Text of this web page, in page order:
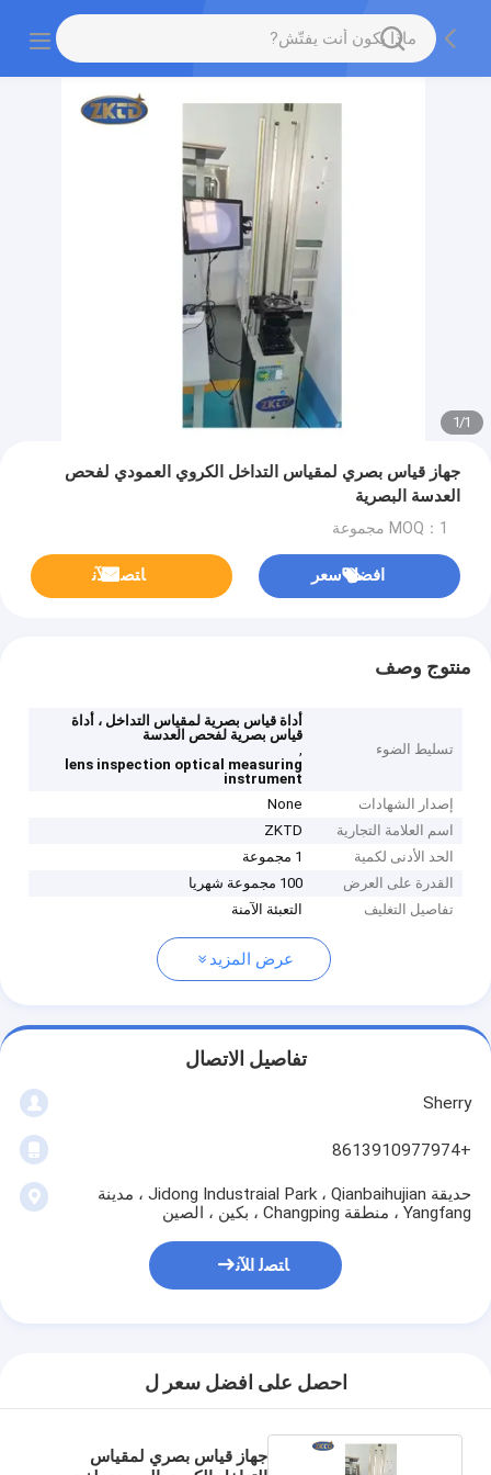
1
/
1
جهاز قياس بصري لمقياس التداخل الكروي العمودي لفحص
العدسة البصرية
MOQ：1 مجموعة
افضل سعر ﺎﺘﺼﻟ ﺍﻶﻧ
منتوج وصف
تسليط الضوء
أداة قياس بصرية لمقياس التداخل ، أداة
قياس بصرية لفحص العدسة
,
lens inspection optical measuring
instrument
إصدار الشهادات
None
اسم العلامة التجارية
ZKTD
الحد الأدنى لكمية
1 مجموعة
القدرة على العرض
100 مجموعة شهريا
تفاصيل التغليف
التعبئة الآمنة
عرض المزيد
تفاصيل الاتصال
Sherry
+8613910977974
حديقة Jidong Industraial Park ، Qianbaihujian ، مدينة
Yangfang ، منطقة Changping ، بكين ، الصين
ﺎﺘﺼﻟ ﺍﻶﻧ
احصل على افضل سعر ل
جهاز قياس بصري لمقياس